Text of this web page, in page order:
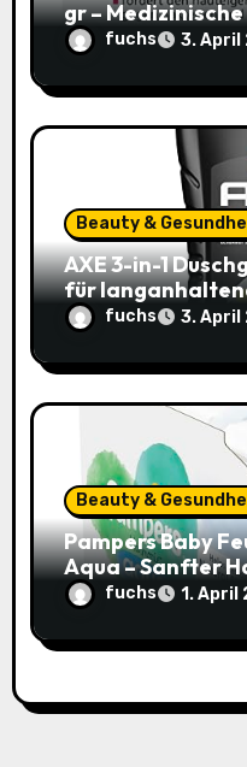
gr –
statt 1,99€)
fuchs 3. April
Beauty &
AXE 3-in-1
für
Sparangebot nur
fuchs 3. April
Beauty &
Pampers Baby
Aqua – Sanfter
für nur 25,44€
fuchs 1. April